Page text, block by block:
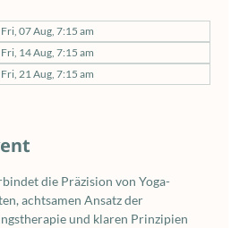
Fri, 07 Aug, 7:15 am
Fri, 14 Aug, 7:15 am
Fri, 21 Aug, 7:15 am
die Präzision von Yoga-
achtsamen Ansatz der
und klaren Prinzipien